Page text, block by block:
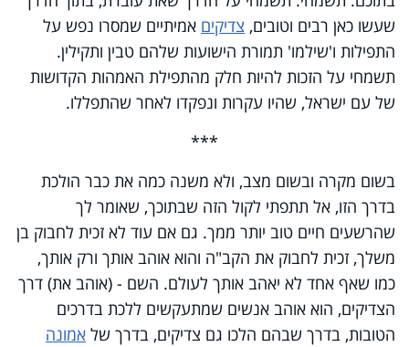
שעשו כאן רבים וטובים, צדיקים אמיתיים שמסרו נפש על
התפילות ו'שילמו' תמורת הישועות שלהם טבין ותקילין.
תשמחי על הזכות להיות חלק מהתפילת האמהות הקדושות
של עם ישראל, שהיו עקרות ונפקדו לאחר שהתפללו.
***
בשום מקרה ובשום מצב, ולא משנה כמה את כבר הולכת
בדרך הזו, אל תתפתי לקול הזה שבתוכך, שאומר לך
שהרשעים חיים טוב יותר ממך. גם אם עוד לא זכית לחבוק בן
משלך, זכית לחבוק את הקב"ה והוא אוהב אותך ורק אותך,
כמו שאף אחד לא יאהב אותך לעולם. השם - (אוהב את) דרך
הצדיקים, הוא אוהב אנשים שמתעקשים ללכת בדרכים
הטובות, בדרך שבהם הלכו גם צדיקים, בדרך של אמונה